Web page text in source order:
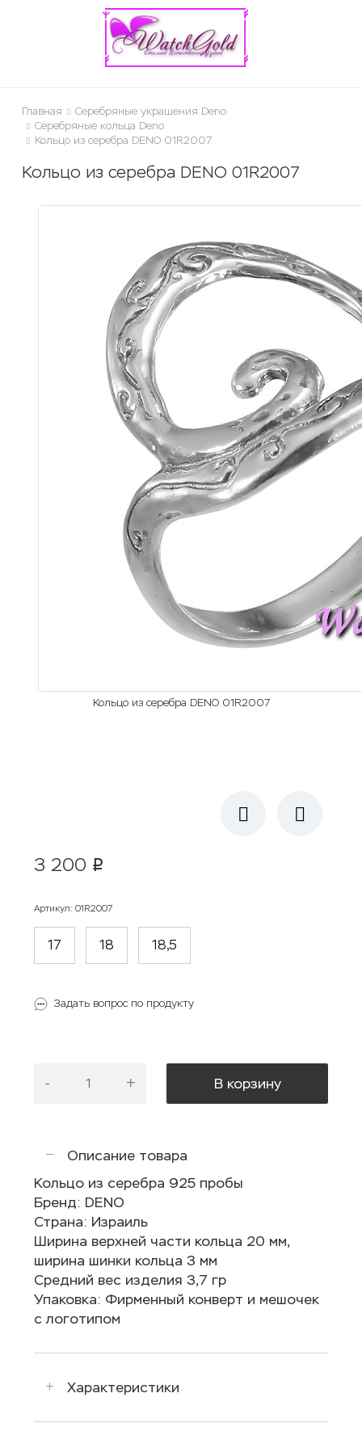
Главная
Серебряные украшения Deno
Серебряные кольца Deno
Кольцо из серебра DENO 01R2007
Кольцо из серебра DENO 01R2007
Кольцо из серебра DENO 01R2007
3 200 p
Артикул: 01R2007
17 18 18,5
Задать вопрос по продукту
- + В корзину
Описание товара
Кольцо из серебра 925 пробы
Бренд: DENO
Страна: Израиль
Ширина верхней части кольца 20 мм,
ширина шинки кольца 3 мм
Средний вес изделия 3,7 гр
Упаковка: Фирменный конверт и мешочек
с логотипом
Характеристики